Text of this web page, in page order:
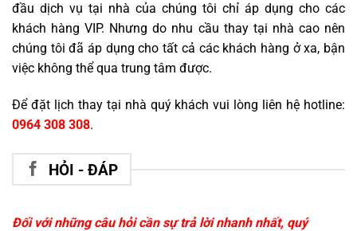
đầu dịch vụ tại nhà của chúng tôi chỉ áp dụng cho các
khách hàng VIP. Nhưng do nhu cầu thay tại nhà cao nên
chúng tôi đã áp dụng cho tất cả các khách hàng ở xa, bận
việc không thể qua trung tâm được.
Để đặt lịch thay tại nhà quý khách vui lòng liên hệ hotline:
0964 308 308.
HỎI - ĐÁP
Đối với những câu hỏi cần sự trả lời nhanh nhất, quý